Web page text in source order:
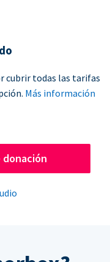
cubrir todas las tarifas
Más información
donación